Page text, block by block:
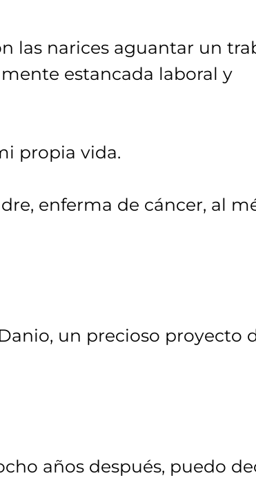
las narices aguantar un
estancada laboral y
propia vida.
enferma de cáncer, al
un precioso proyecto
años después, puedo